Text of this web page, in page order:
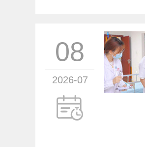
08
2026-07